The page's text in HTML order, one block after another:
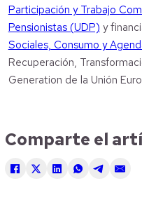
Participación y Trabajo
Pensionistas (UDP) y
Sociales, Consumo y
Recuperación,
Generation de la Unión
Comparte el